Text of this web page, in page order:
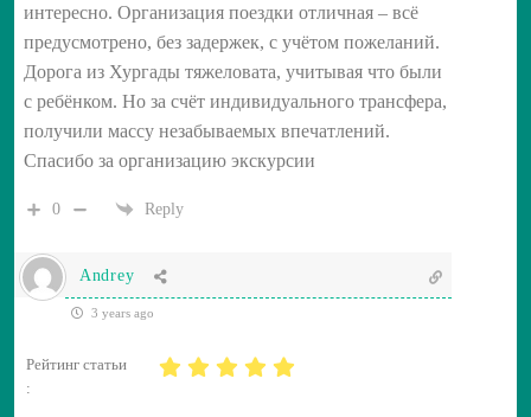
интересно. Организация поездки отличная – всё
предусмотрено, без задержек, с учётом пожеланий.
Дорога из Хургады тяжеловата, учитывая что были
с ребёнком. Но за счёт индивидуального трансфера,
получили массу незабываемых впечатлений.
Спасибо за организацию экскурсии
0 Reply
Andrey
3 years ago
Рейтинг статьи
: